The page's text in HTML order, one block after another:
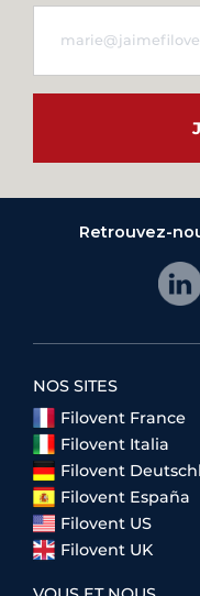
Retrouvez-
NOS SITES
Filovent France
Filovent Italia
Filovent
Filovent España
Filovent US
Filovent UK